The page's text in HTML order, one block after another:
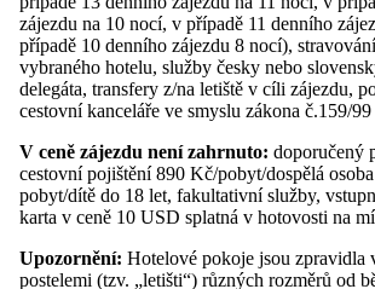
zájezdu na 10 nocí, v případě 11 denního
případě 10 denního zájezdu 8 nocí),
vybraného hotelu, služby česky nebo
delegáta, transfery z/na letiště v cíli zájezdu,
cestovní kanceláře ve smyslu zákona č.159/99
V ceně zájezdu není zahrnuto: doporučený
cestovní pojištění 890 Kč/pobyt/dospělá
pobyt/dítě do 18 let, fakultativní služby,
karta v ceně 10 USD splatná v hotovosti na
Upozornění: Hotelové pokoje jsou zpravidla
postelemi (tzv. „letišti“) různých rozměrů od